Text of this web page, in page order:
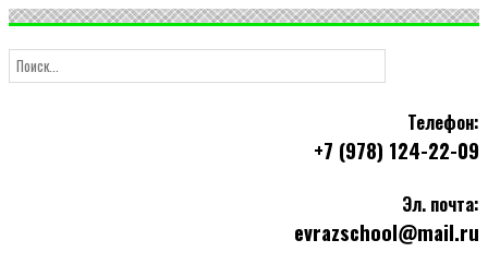
Телефон:
+7 (978) 124-22-09
Эл. почта:
evrazschool@mail.ru